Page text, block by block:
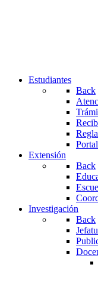
Estudiantes
Back
Extensión
Back
Investigación
Back